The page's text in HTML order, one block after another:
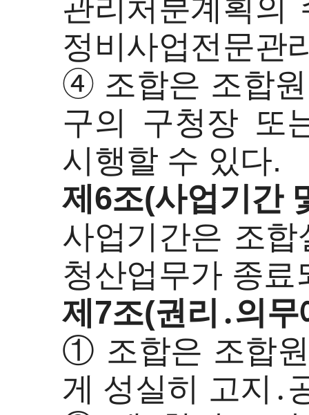
관리처분계획의
정비사업전문관
➃ 조합은 조합
구의 구청장 또
시행할 수 있다.
제6조(사업기간
사업기간은 조
청산업무가 종료
제7조(권리․의
① 조합은 조합
게 성실히 고지․